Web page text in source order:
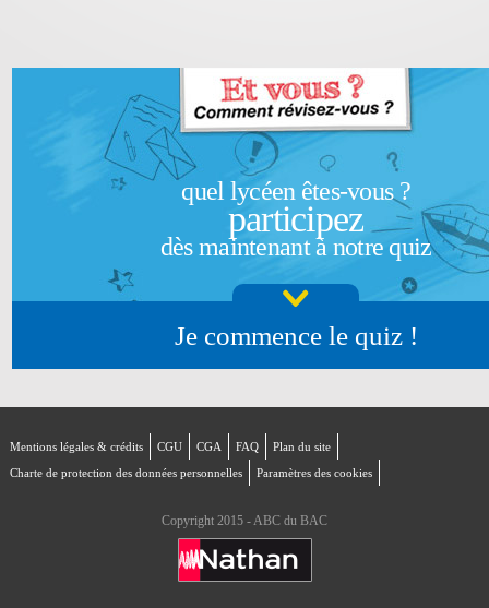
quel lycéen êtes-vous ?
participez
dès maintenant à notre quiz
Je commence le quiz !
Mentions légales & crédits CGU CGA FAQ
Plan du site
Charte de protection des données personnelles
Paramètres des cookies
Copyright 2015 - ABC du BAC